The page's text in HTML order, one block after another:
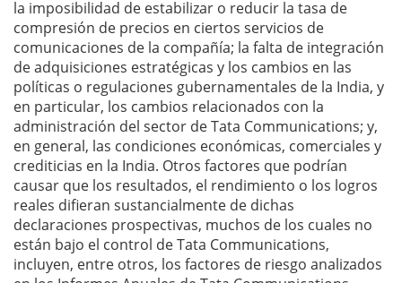
la imposibilidad de estabilizar o reducir la tasa de
compresión de precios en ciertos servicios de
comunicaciones de la compañía; la falta de integración
de adquisiciones estratégicas y los cambios en las
políticas o regulaciones gubernamentales de la India, y
en particular, los cambios relacionados con la
administración del sector de Tata Communications; y,
en general, las condiciones económicas, comerciales y
crediticias en la India. Otros factores que podrían
causar que los resultados, el rendimiento o los logros
reales difieran sustancialmente de dichas
declaraciones prospectivas, muchos de los cuales no
están bajo el control de Tata Communications,
incluyen, entre otros, los factores de riesgo analizados